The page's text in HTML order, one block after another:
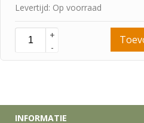
Levertijd: Op voorraad
+
-
INFORMATIE